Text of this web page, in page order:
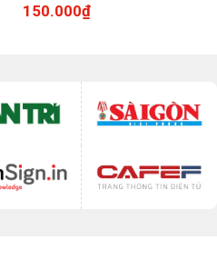
150.000₫